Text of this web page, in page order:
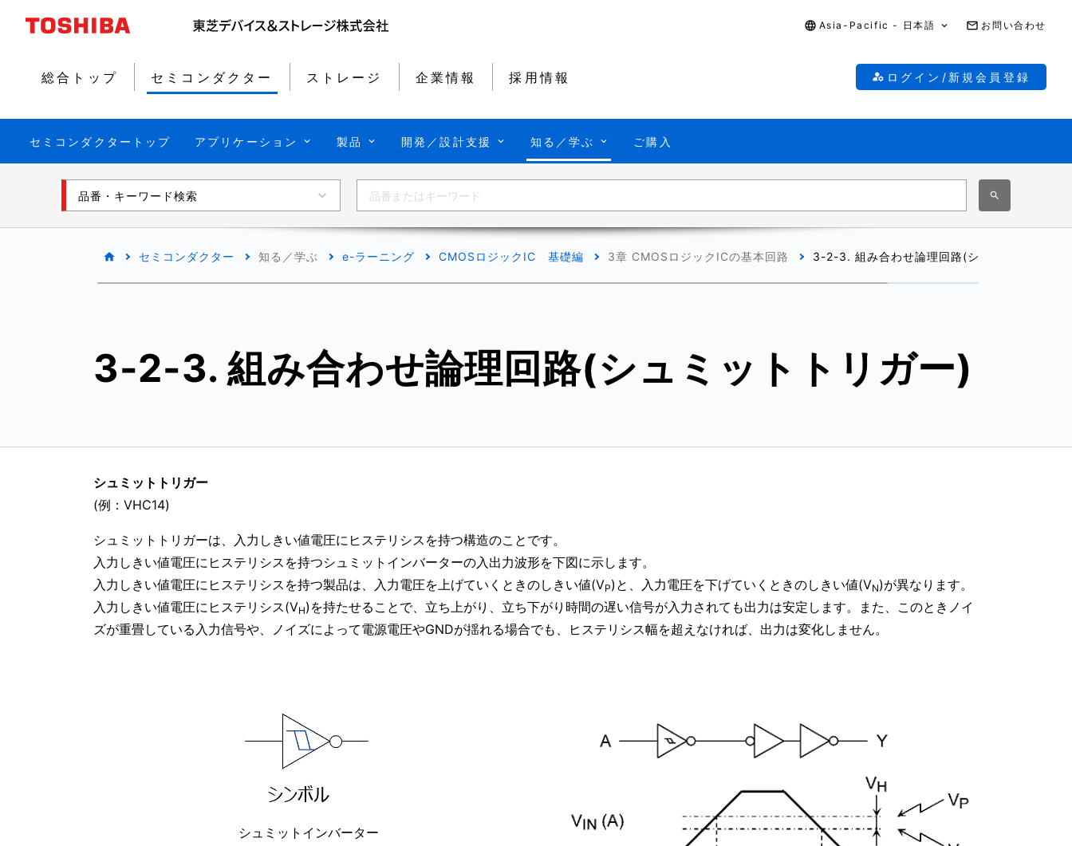
Asia-Pacific - 日本語 お問い合わせ
総合トップ セミコンダクター ストレージ 企業情報 採用情報 ログイン/新規会員登録
セミコンダクタートップ アプリケーション 製品 開発／設計支援 知る／学ぶ ご購入
品番・キーワード検索
セミコンダクター 知る／学ぶ e-ラーニング CMOSロジックIC 基礎編 3章 CMOSロジックICの基本回路 3-2-3. 組み合わせ論理回路(シュミットトリガ
3-2-3. 組み合わせ論理回路(シュミットトリガー)
シュミットトリガー
(例：VHC14)
シュミットトリガーは、入力しきい値電圧にヒステリシスを持つ構造のことです。
入力しきい値電圧にヒステリシスを持つシュミットインバーターの入出力波形を下図に示します。
入力しきい値電圧にヒステリシスを持つ製品は、入力電圧を上げていくときのしきい値(VP)と、入力電圧を下げていくときのしきい値(VN)が異なります。
入力しきい値電圧にヒステリシス(VH)を持たせることで、立ち上がり、立ち下がり時間の遅い信号が入力されても出力は安定します。また、このときノイ
ズが重畳している入力信号や、ノイズによって電源電圧やGNDが揺れる場合でも、ヒステリシス幅を超えなければ、出力は変化しません。
シュミットインバーター